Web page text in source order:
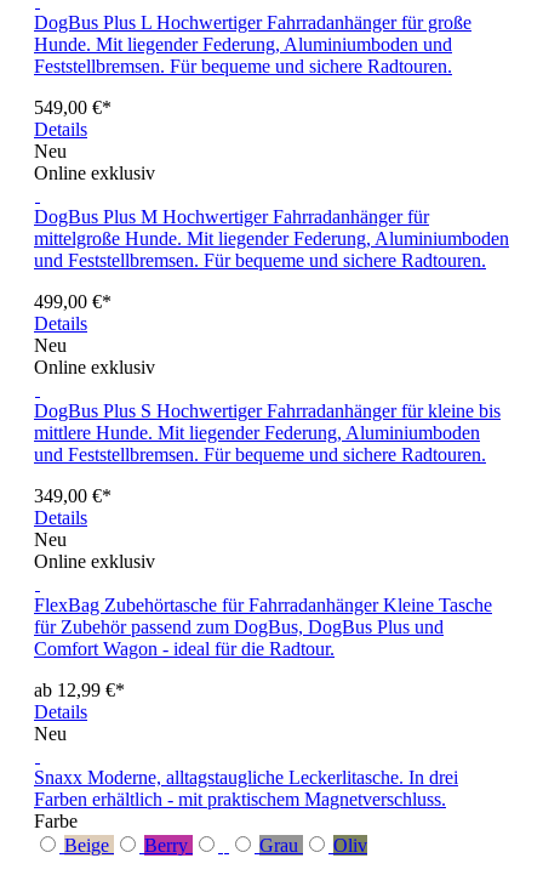
DogBus Plus L Hochwertiger Fahrradanhänger für große
Hunde. Mit liegender Federung, Aluminiumboden und
Feststellbremsen. Für bequeme und sichere Radtouren.
549,00 €*
Details
Neu
Online exklusiv
DogBus Plus M Hochwertiger Fahrradanhänger für
mittelgroße Hunde. Mit liegender Federung, Aluminiumboden
und Feststellbremsen. Für bequeme und sichere Radtouren.
499,00 €*
Details
Neu
Online exklusiv
DogBus Plus S Hochwertiger Fahrradanhänger für kleine bis
mittlere Hunde. Mit liegender Federung, Aluminiumboden
und Feststellbremsen. Für bequeme und sichere Radtouren.
349,00 €*
Details
Neu
Online exklusiv
FlexBag Zubehörtasche für Fahrradanhänger Kleine Tasche
für Zubehör passend zum DogBus, DogBus Plus und
Comfort Wagon - ideal für die Radtour.
ab 12,99 €*
Details
Neu
Snaxx Moderne, alltagstaugliche Leckerlitasche. In drei
Farben erhältlich - mit praktischem Magnetverschluss.
Farbe
Beige
Berry Grau
Oliv